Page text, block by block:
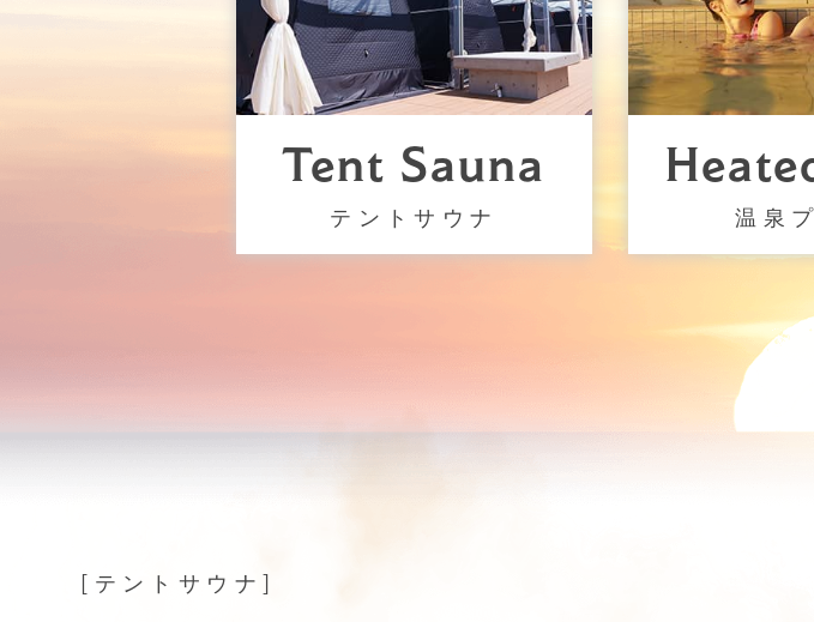
Tent Sauna
テントサウナ 温泉
テントサウナ